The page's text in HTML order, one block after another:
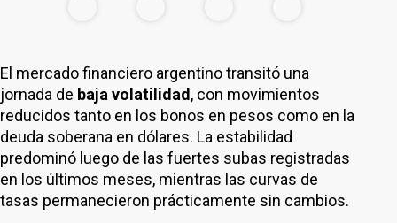
El mercado financiero argentino transitó una
jornada de baja volatilidad , con movimientos
reducidos tanto en los bonos en pesos como en la
deuda soberana en dólares. La estabilidad
predominó luego de las fuertes subas registradas
en los últimos meses, mientras las curvas de
tasas permanecieron prácticamente sin cambios.